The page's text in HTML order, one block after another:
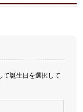
て誕生日を選択して